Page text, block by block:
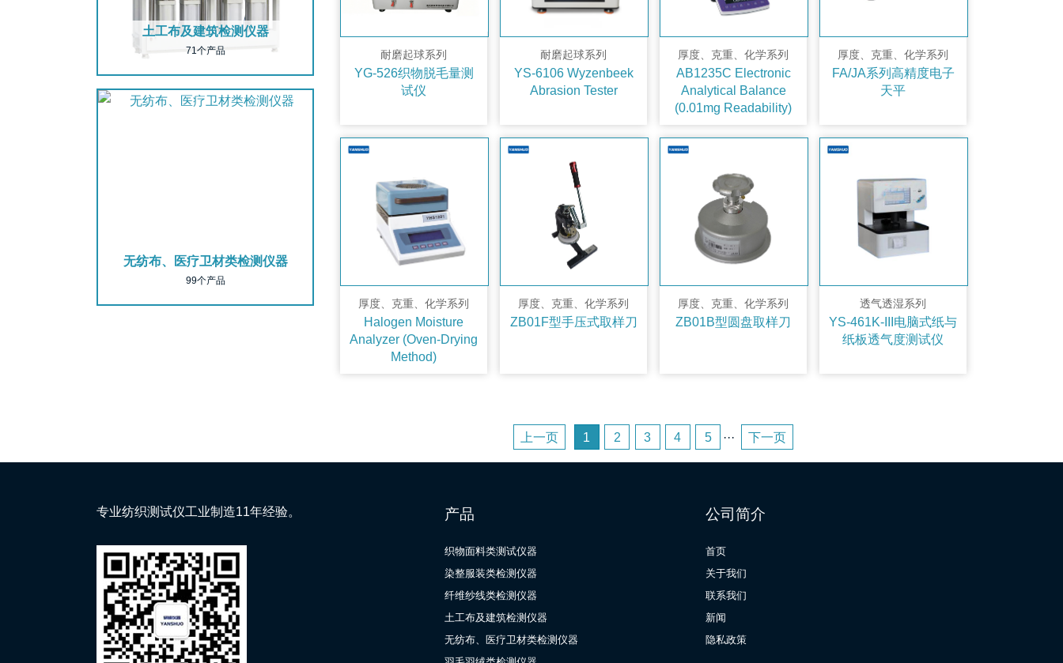
土工布及建筑检测仪器
71个产品
无纺布、医疗卫材类检测仪器
99个产品
耐磨起球系列
YG-526织物脱毛量测
试仪
耐磨起球系列
YS-6106 Wyzenbeek
Abrasion Tester
厚度、克重、化学系列
AB1235C Electronic
Analytical Balance
(0.01mg Readability)
厚度、克重、化学系列
FA/JA系列高精度电子
天平
厚度、克重、化学系列
Halogen Moisture
Analyzer (Oven-Drying
Method)
厚度、克重、化学系列
ZB01F型手压式取样刀
厚度、克重、化学系列
ZB01B型圆盘取样刀
透气透湿系列
YS-461K-III电脑式纸与
纸板透气度测试仪
上一页 1 2 3 4 5 ··· 下一页
专业纺织测试仪工业制造11年经验。 产品
织物面料类测试仪器
染整服装类检测仪器
纤维纱线类检测仪器
土工布及建筑检测仪器
无纺布、医疗卫材类检测仪器
公司简介
首页
关于我们
联系我们
新闻
隐私政策